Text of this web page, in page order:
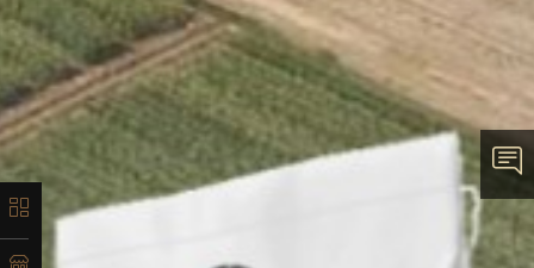
معرفی
تاریخچه
لیست
محصولات